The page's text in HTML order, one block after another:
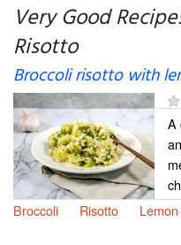
Very Good
Risotto
Broccoli risotto with
A
Broccoli
Risotto Lemon